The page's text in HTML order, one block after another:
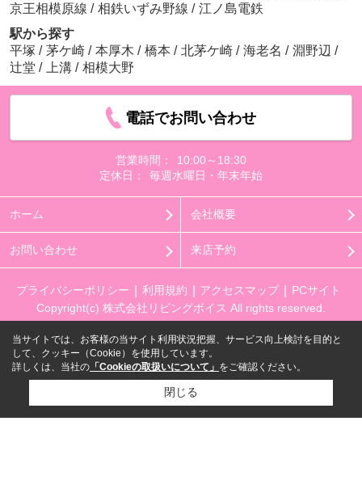
京王相模原線 / 相鉄いずみ野線 / 江ノ島電鉄
駅から探す
平塚 / 茅ケ崎 / 本厚木 / 橋本 / 北茅ケ崎 / 海老名 / 淵野辺 /
辻堂 / 上溝 / 相模大野
電話でお問い合わせ
営業時間：
10:00～18:30
定休日：
毎週水曜日・年末年始
ホーム 会社概要
お問い合わせ 来店予約
プライバシーポリシー 利用規約 アクセスマップ
PCサイト
Copyright(c) 株式会社リビングボイス All rights reserved.
当サイトでは、お客様の当サイト利用状況把握、サービス向上検討を目的と
して、クッキー（Cookie）を使用しています。
詳しくは、当社の 「Cookieの取扱いについて」 をご確認ください。
閉じる